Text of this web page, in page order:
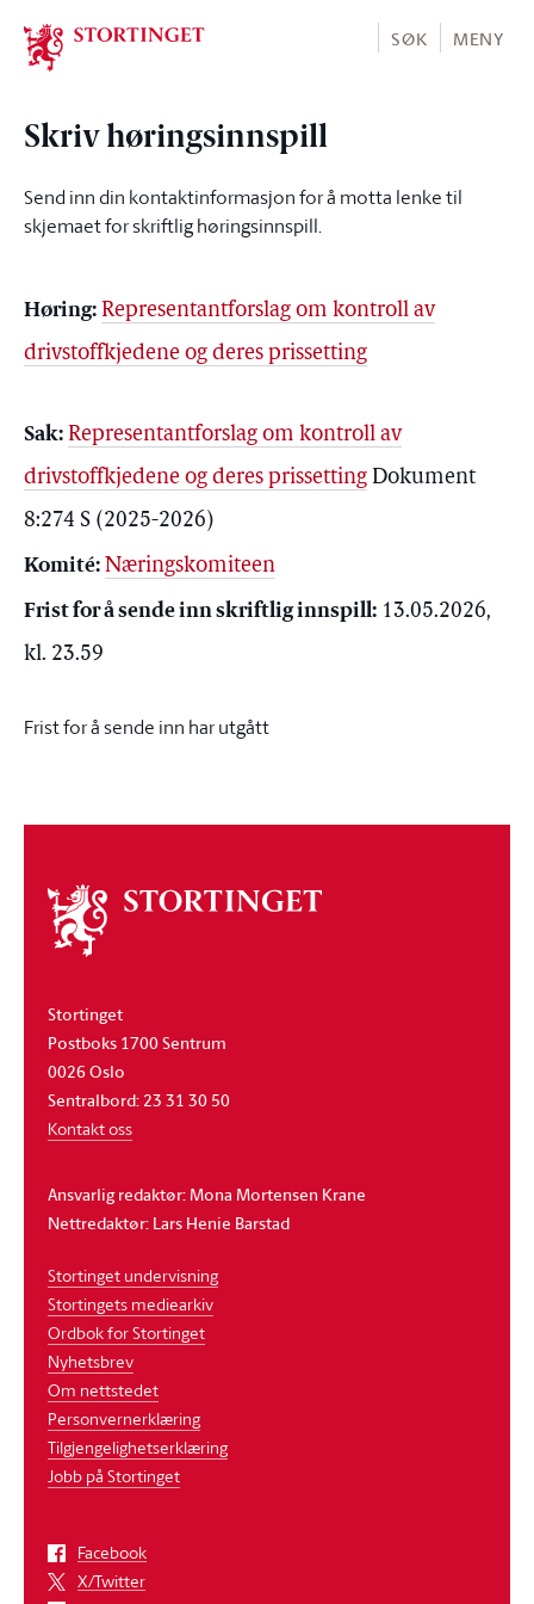
Stortinget.no
SØK MENY
Skriv høringsinnspill
Send inn din kontaktinformasjon for å motta lenke til
skjemaet for skriftlig høringsinnspill.
Høring: Representantforslag om kontroll av
drivstoffkjedene og deres prissetting
Sak: Representantforslag om kontroll av
drivstoffkjedene og deres prissetting Dokument
8:274 S (2025-2026)
Komité: Næringskomiteen
Frist for å sende inn skriftlig innspill: 13.05.2026,
kl. 23.59
Frist for å sende inn har utgått
Om
stortinget
Stortinget
Postboks 1700 Sentrum
0026 Oslo
Sentralbord: 23 31 30 50
Kontakt oss
Ansvarlig redaktør: Mona Mortensen Krane
Nettredaktør: Lars Henie Barstad
Stortinget undervisning
Stortingets mediearkiv
Ordbok for Stortinget
Nyhetsbrev
Om nettstedet
Personvernerklæring
Tilgjengelighetserklæring
Jobb på Stortinget
Facebook
X/Twitter